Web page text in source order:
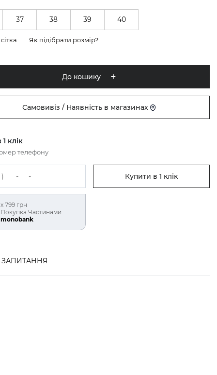
37 38 39 40
Як підібрати розмір?
До кошику
Самовивіз / Наявність в магазинах
клік
телефону
Купити в 1 клік
х 799 грн
Покупка Частинами
monobank
ЗАПИТАННЯ